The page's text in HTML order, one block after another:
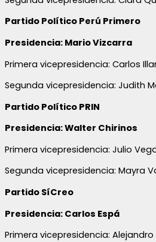
Partido Político Perú Primero
Presidencia: Mario Vizcarra
Primera vicepresidencia: Carlos
Segunda vicepresidencia: Judith
Partido Político PRIN
Presidencia: Walter Chirinos
Primera vicepresidencia: Julio
Segunda vicepresidencia: Mayra
Partido SíCreo
Presidencia: Carlos Espá
Primera vicepresidencia: